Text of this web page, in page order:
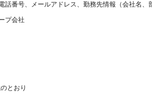
話番号、メールアドレス、勤務先情報（会社名、
プ会社
とおり